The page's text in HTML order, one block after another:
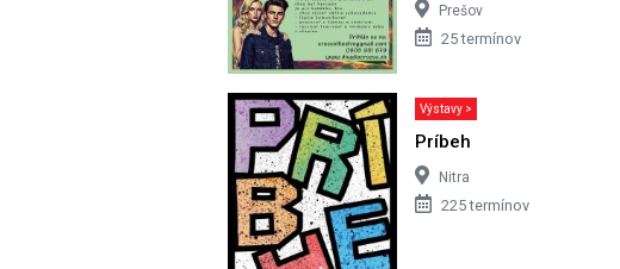
Prešov
25 termínov
Výstavy >
Príbeh
Nitra
225 termínov